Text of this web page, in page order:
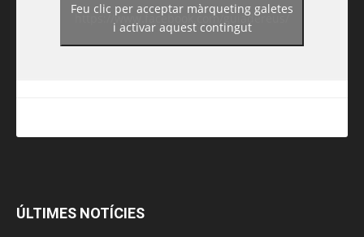
https://www.facebook.com/guiadereus/
Feu clic per acceptar màrqueting galetes
i activar aquest contingut
ÚLTIMES NOTÍCIES